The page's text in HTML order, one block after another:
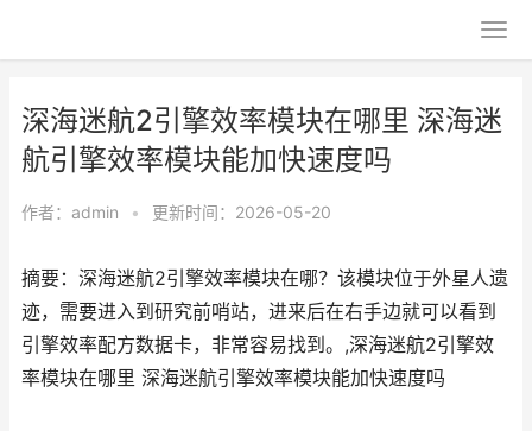
深海迷航2引擎效率模块在哪里 深海迷
航引擎效率模块能加快速度吗
作者： admin • 更新时间：2026-05-20
摘要：深海迷航2引擎效率模块在哪？该模块位于外星人遗
迹，需要进入到研究前哨站，进来后在右手边就可以看到
引擎效率配方数据卡，非常容易找到。,深海迷航2引擎效
率模块在哪里 深海迷航引擎效率模块能加快速度吗